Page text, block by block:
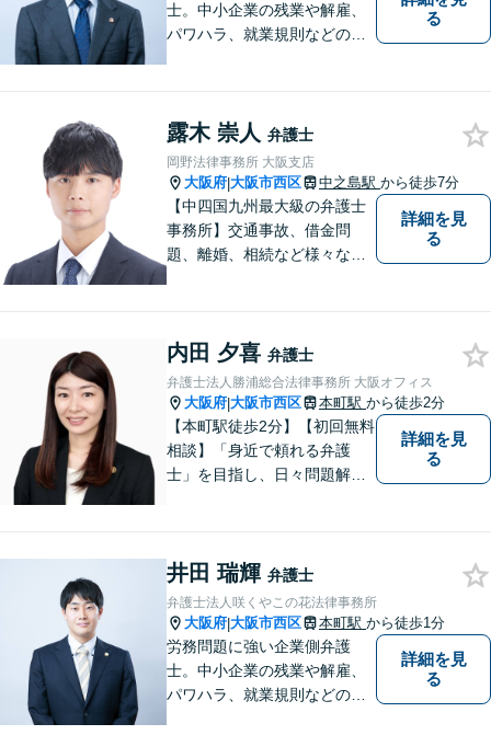
士。中小企業の残業や解雇、
パワハラ、就業規則などの問
る
露木 崇人 弁護士
岡野法律事務所 大阪支店
大阪府|大阪市西区 中之島駅 から徒歩7分
【中四国九州最大級の弁護士
事務所】交通事故、借金問
題、離婚、相続など様々な問
い！
詳細を見
る
内田 夕喜 弁護士
弁護士法人勝浦総合法律事務所 大阪オフィス
大阪府|大阪市西区 本町駅 から徒歩2分
【本町駅徒歩2分】【初回無料
相談】「身近で頼れる弁護
士」を目指し、日々問題解決
ごとがあれば、まずはお気軽
にご相談ください。
詳細を見
る
井田 瑞輝 弁護士
弁護士法人咲くやこの花法律事務所
大阪府|大阪市西区 本町駅 から徒歩1分
労務問題に強い企業側弁護
士。中小企業の残業や解雇、
パワハラ、就業規則などの問
詳細を見
る